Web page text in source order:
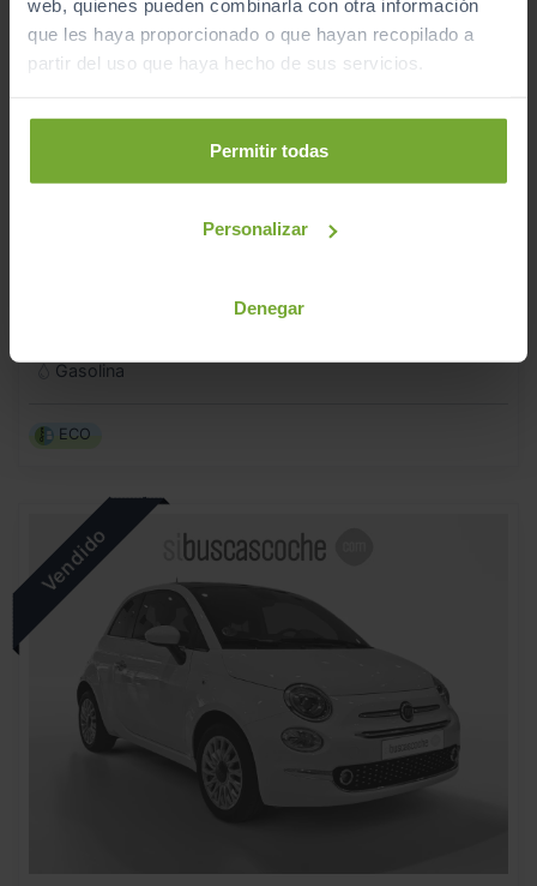
web, quienes pueden combinarla con otra información
que les haya proporcionado o que hayan recopilado a
partir del uso que haya hecho de sus servicios.
Permitir todas
Personalizar
Denegar
Gasolina
ECO